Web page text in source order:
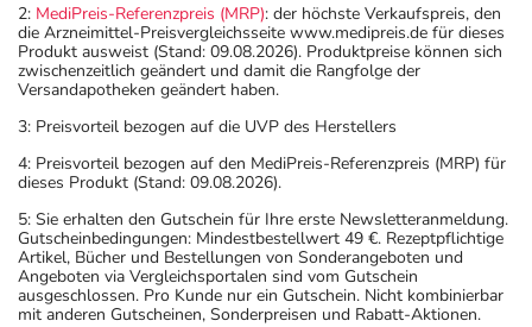
2: MediPreis-Referenzpreis (MRP): der höchste Verkaufspreis, den
die Arzneimittel-Preisvergleichsseite www.medipreis.de für dieses
Produkt ausweist (Stand: 09.08.2026). Produktpreise können sich
zwischenzeitlich geändert und damit die Rangfolge der
Versandapotheken geändert haben.
3: Preisvorteil bezogen auf die UVP des Herstellers
4: Preisvorteil bezogen auf den MediPreis-Referenzpreis (MRP) für
dieses Produkt (Stand: 09.08.2026).
5: Sie erhalten den Gutschein für Ihre erste Newsletteranmeldung.
Gutscheinbedingungen: Mindestbestellwert 49 €. Rezeptpflichtige
Artikel, Bücher und Bestellungen von Sonderangeboten und
Angeboten via Vergleichsportalen sind vom Gutschein
ausgeschlossen. Pro Kunde nur ein Gutschein. Nicht kombinierbar
mit anderen Gutscheinen, Sonderpreisen und Rabatt-Aktionen.